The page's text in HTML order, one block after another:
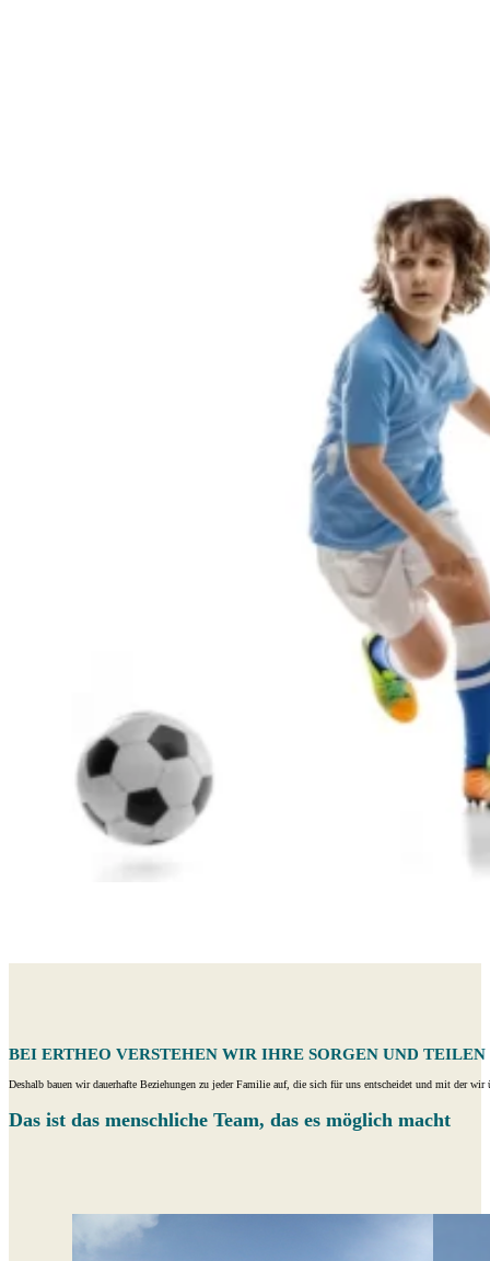
BEI ERTHEO VERSTEHEN WIR IHRE SORGEN UND
Deshalb bauen wir dauerhafte Beziehungen zu jeder Familie auf, die sich für uns entscheidet und mit der
Das ist das menschliche Team, das es möglich macht